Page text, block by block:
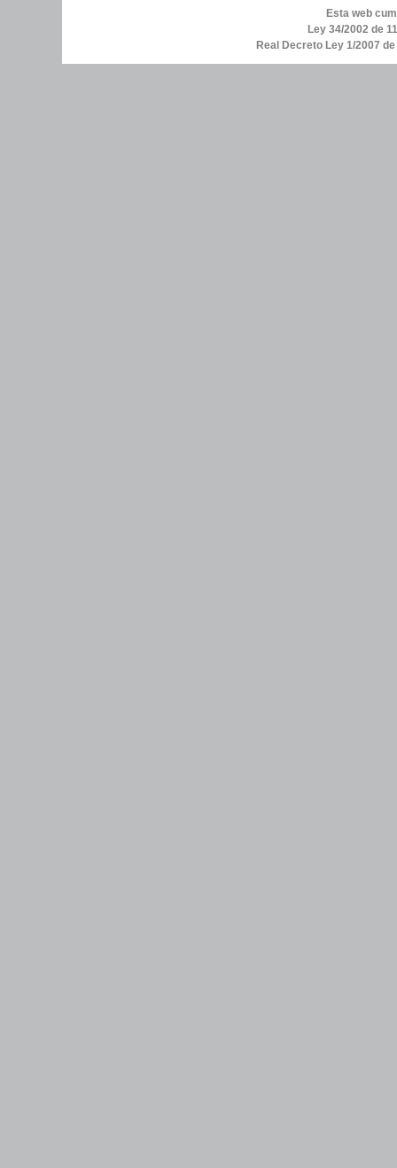
Esta web
Ley 34/2002 de
Real Decreto Ley 1/2007